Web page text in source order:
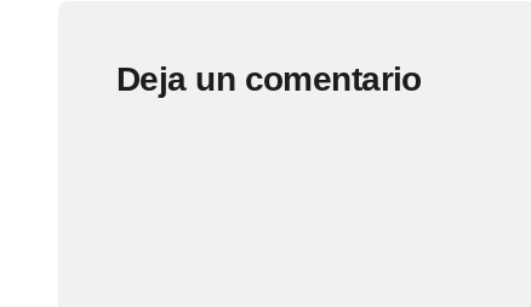
Deja un comentario